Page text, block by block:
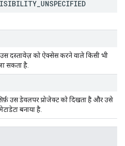
UNSPECIFIED
दस्तावेज़ को ऐक्सेस करने वाले किसी भी
सकता है.
उस डेवलपर प्रोजेक्ट को दिखता है और उसे
बनाया है.